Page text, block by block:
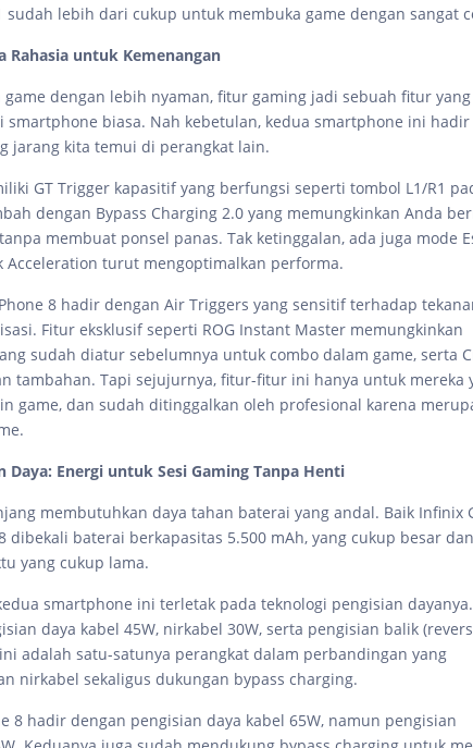
sudah lebih dari cukup untuk membuka game dengan sangat
Rahasia untuk Kemenangan
dengan lebih nyaman, fitur gaming jadi sebuah fitur yang
smartphone biasa. Nah kebetulan, kedua smartphone ini hadir
jarang kita temui di perangkat lain.
GT Trigger kapasitif yang berfungsi seperti tombol L1/R1
dengan Bypass Charging 2.0 yang memungkinkan Anda
membuat ponsel panas. Tak ketinggalan, ada juga mode
Acceleration turut mengoptimalkan performa.
8 hadir dengan Air Triggers yang sensitif terhadap
Fitur eksklusif seperti ROG Instant Master memungkinkan
sudah diatur sebelumnya untuk combo dalam game, serta
tambahan. Tapi sejujurnya, fitur-fitur ini hanya untuk mereka
game, dan sudah ditinggalkan oleh profesional karena
Daya: Energi untuk Sesi Gaming Tanpa Henti
membutuhkan daya tahan baterai yang andal. Baik Infinix
dibekali baterai berkapasitas 5.500 mAh, yang cukup besar
yang cukup lama.
smartphone ini terletak pada teknologi pengisian dayanya.
daya kabel 45W, nirkabel 30W, serta pengisian balik
adalah satu-satunya perangkat dalam perbandingan yang
nirkabel sekaligus dukungan bypass charging.
8 hadir dengan pengisian daya kabel 65W, namun pengisian